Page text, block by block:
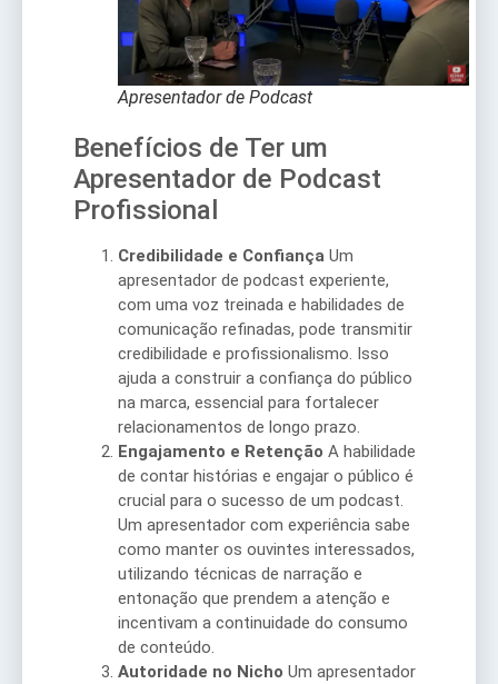
Apresentador de Podcast
Benefícios de Ter um
Apresentador de Podcast
Profissional
Credibilidade e Confiança Um
apresentador de podcast experiente,
com uma voz treinada e habilidades de
comunicação refinadas, pode transmitir
credibilidade e profissionalismo. Isso
ajuda a construir a confiança do público
na marca, essencial para fortalecer
relacionamentos de longo prazo.
Engajamento e Retenção A habilidade
de contar histórias e engajar o público é
crucial para o sucesso de um podcast.
Um apresentador com experiência sabe
como manter os ouvintes interessados,
utilizando técnicas de narração e
entonação que prendem a atenção e
incentivam a continuidade do consumo
de conteúdo.
Autoridade no Nicho Um apresentador